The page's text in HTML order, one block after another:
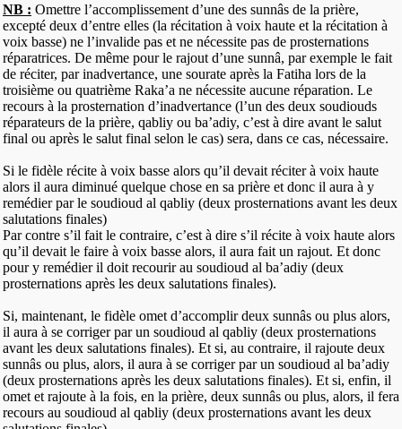
NB : Omettre l’accomplissement d’une des sunnâs de la prière,
excepté deux d’entre elles (la récitation à voix haute et la récitation à
voix basse) ne l’invalide pas et ne nécessite pas de prosternations
réparatrices. De même pour le rajout d’une sunnâ, par exemple le fait
de réciter, par inadvertance, une sourate après la Fatiha lors de la
troisième ou quatrième Raka’a ne nécessite aucune réparation. Le
recours à la prosternation d’inadvertance (l’un des deux soudiouds
réparateurs de la prière, qabliy ou ba’adiy, c’est à dire avant le salut
final ou après le salut final selon le cas) sera, dans ce cas, nécessaire.
Si le fidèle récite à voix basse alors qu’il devait réciter à voix haute
alors il aura diminué quelque chose en sa prière et donc il aura à y
remédier par le soudioud al qabliy (deux prosternations avant les deux
salutations finales)
Par contre s’il fait le contraire, c’est à dire s’il récite à voix haute alors
qu’il devait le faire à voix basse alors, il aura fait un rajout. Et donc
pour y remédier il doit recourir au soudioud al ba’adiy (deux
prosternations après les deux salutations finales).
Si, maintenant, le fidèle omet d’accomplir deux sunnâs ou plus alors,
il aura à se corriger par un soudioud al qabliy (deux prosternations
avant les deux salutations finales). Et si, au contraire, il rajoute deux
sunnâs ou plus, alors, il aura à se corriger par un soudioud al ba’adiy
(deux prosternations après les deux salutations finales). Et si, enfin, il
omet et rajoute à la fois, en la prière, deux sunnâs ou plus, alors, il fera
recours au soudioud al qabliy (deux prosternations avant les deux